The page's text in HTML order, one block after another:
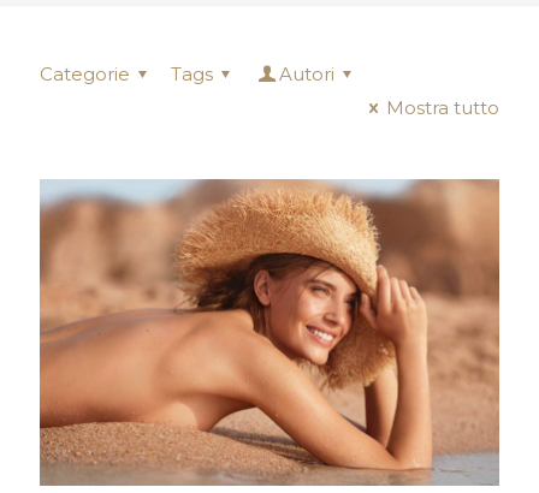
Categorie Tags
Autori
Mostra tutto